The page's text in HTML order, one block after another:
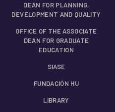
DEAN FOR PLANNING,
DEVELOPMENT AND QUALITY
OFFICE OF THE ASSOCIATE
DEAN FOR GRADUATE
EDUCATION
SIASE
FUNDACIÓN HU
LIBRARY